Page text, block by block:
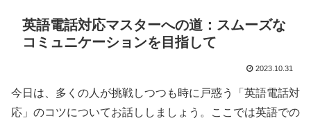
英語電話対応マスターへの道：スムーズな
コミュニケーションを目指して
2023.10.31
今日は、多くの人が挑戦しつつも時に戸惑う「英語電話対
応」のコツについてお話ししましょう。ここでは英語での